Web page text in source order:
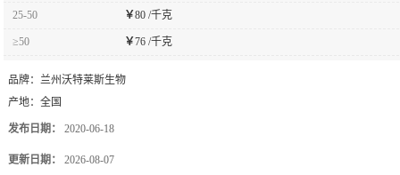
25-50 ￥80 /千克
≥50 ￥76 /千克
品牌： 兰州沃特莱斯生物
产地： 全国
发布日期： 2020-06-18
更新日期： 2026-08-07